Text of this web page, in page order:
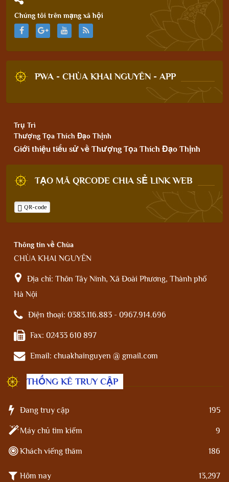
Chúng tôi trên mạng xã hội
PWA - CHÙA KHAI NGUYÊN - APP
Trụ Trì
Thượng Tọa Thích Đạo Thịnh
Giới thiệu tiểu sử về Thượng Tọa Thích Đạo Thịnh
TẠO MÃ QRCODE CHIA SẺ LINK WEB
QR-code
Thông tin về Chùa
CHÙA KHAI NGUYÊN
Địa chỉ: Thôn Tây Ninh, Xã Đoài Phương, Thành phố
Hà Nội
Điện thoại: 0383.116.883 - 0967.914.696
Fax: 02433 610 897
Email: chuakhainguyen @ gmail.com
THỐNG KÊ TRUY CẬP
Đang truy cập 195
Máy chủ tìm kiếm 9
Khách viếng thăm 186
Hôm nay 13,297